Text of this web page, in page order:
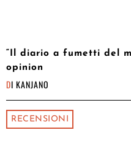
“Il diario a fumetti del
opinion
DI KANJANO
RECENSIONI